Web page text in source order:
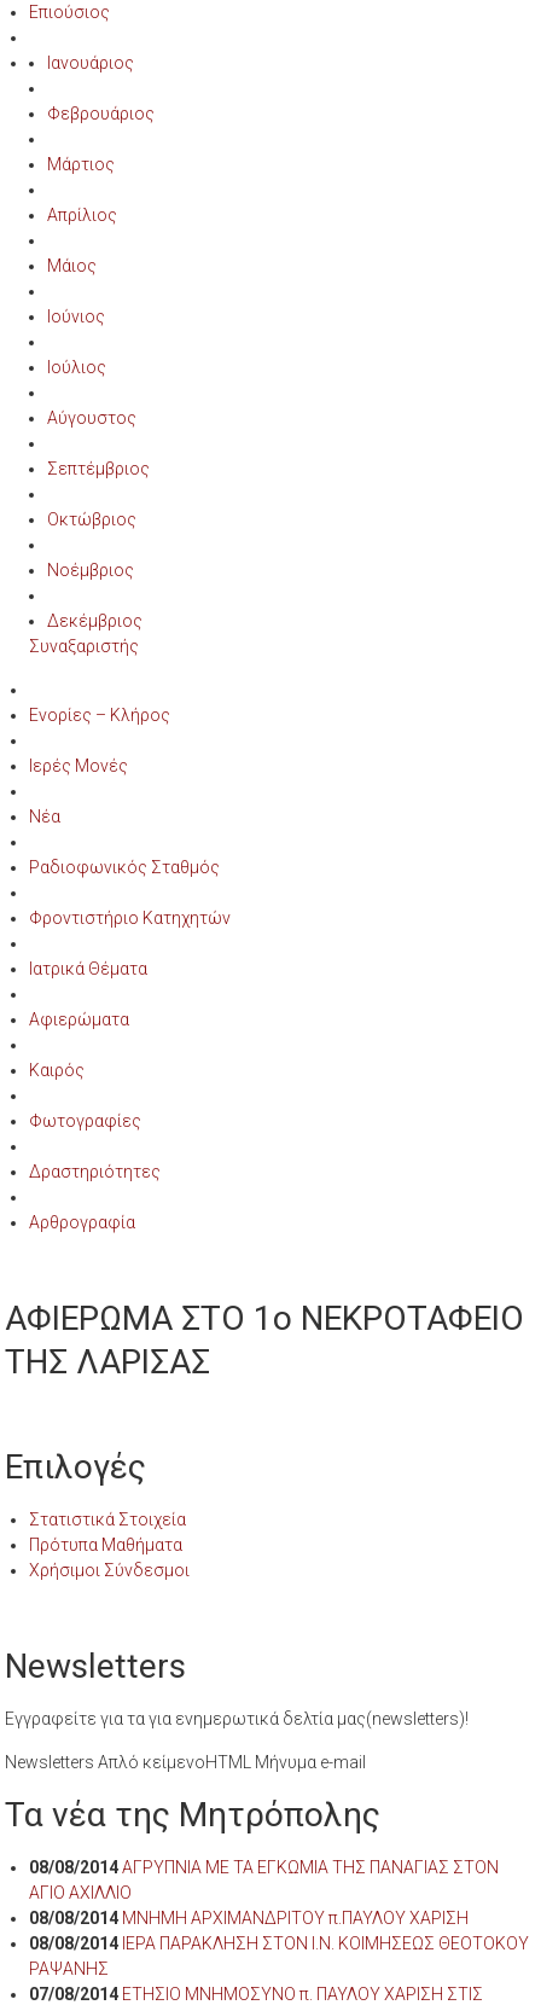
Επιούσιος
Ιανουάριος
Φεβρουάριος
Μάρτιος
Απρίλιος
Μάιος
Ιούνιος
Ιούλιος
Αύγουστος
Σεπτέμβριος
Οκτώβριος
Νοέμβριος
Δεκέμβριος
Συναξαριστής
Ενορίες – Κλήρος
Ιερές Μονές
Νέα
Ραδιοφωνικός Σταθμός
Φροντιστήριο Κατηχητών
Ιατρικά Θέματα
Αφιερώματα
Καιρός
Φωτογραφίες
Δραστηριότητες
Αρθρογραφία
ΑΦΙΕΡΩΜΑ ΣΤΟ 1ο ΝΕΚΡΟΤΑΦΕΙΟ
ΤΗΣ ΛΑΡΙΣΑΣ
Επιλογές
Στατιστικά Στοιχεία
Πρότυπα Μαθήματα
Χρήσιμοι Σύνδεσμοι
Newsletters
Εγγραφείτε για τα για ενημερωτικά δελτία μας(newsletters)!
Newsletters Απλό κείμενοHTML Μήνυμα e-mail
Τα νέα της Μητρόπολης
08/08/2014 ΑΓΡΥΠΝΙΑ ΜΕ ΤΑ ΕΓΚΩΜΙΑ ΤΗΣ ΠΑΝΑΓΙΑΣ ΣΤΟΝ
ΑΓΙΟ ΑΧΙΛΛΙΟ
08/08/2014 ΜΝΗΜΗ ΑΡΧΙΜΑΝΔΡΙΤΟΥ π.ΠΑΥΛΟΥ ΧΑΡΙΣΗ
08/08/2014 ΙΕΡΑ ΠΑΡΑΚΛΗΣΗ ΣΤΟΝ Ι.Ν. ΚΟΙΜΗΣΕΩΣ ΘΕΟΤΟΚΟΥ
ΡΑΨΑΝΗΣ
07/08/2014 ΕΤΗΣΙΟ ΜΝΗΜΟΣΥΝΟ π. ΠΑΥΛΟΥ ΧΑΡΙΣΗ ΣΤΙΣ